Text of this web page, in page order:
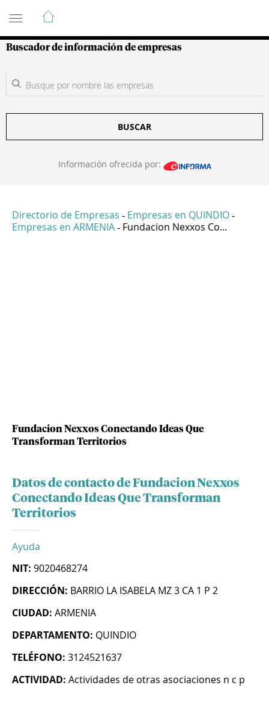
Guía de Empresas Colombianas
Buscador de información de empresas
BUSCAR
Información ofrecida por:
Directorio de Empresas - Empresas en QUINDIO -
Empresas en ARMENIA - Fundacion Nexxos Co...
Fundacion Nexxos Conectando Ideas Que
Transforman Territorios
Datos de contacto de Fundacion Nexxos
Conectando Ideas Que Transforman
Territorios
Ayuda
NIT: 9020468274
DIRECCIÓN: BARRIO LA ISABELA MZ 3 CA 1 P 2
CIUDAD: ARMENIA
DEPARTAMENTO: QUINDIO
TELÉFONO: 3124521637
ACTIVIDAD: Actividades de otras asociaciones n c p